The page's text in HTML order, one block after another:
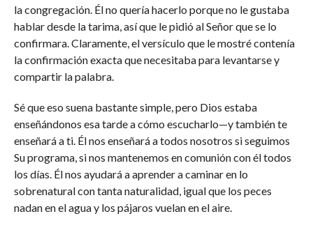
la congregación. Él no quería hacerlo porque no le gustaba
hablar desde la tarima, así que le pidió al Señor que se lo
confirmara. Claramente, el versículo que le mostré contenía
la confirmación exacta que necesitaba para levantarse y
compartir la palabra.
Sé que eso suena bastante simple, pero Dios estaba
enseñándonos esa tarde a cómo escucharlo—y también te
enseñará a ti. Él nos enseñará a todos nosotros si seguimos
Su programa, si nos mantenemos en comunión con él todos
los días. Él nos ayudará a aprender a caminar en lo
sobrenatural con tanta naturalidad, igual que los peces
nadan en el agua y los pájaros vuelan en el aire.